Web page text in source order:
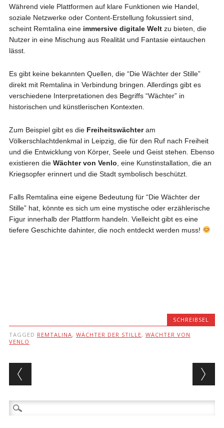
Während viele Plattformen auf klare Funktionen wie Handel,
soziale Netzwerke oder Content-Erstellung fokussiert sind,
scheint Remtalina eine immersive digitale Weltzu bieten, die
Nutzer in eine Mischung aus Realität und Fantasie eintauchen
lässt.
Es gibt keine bekannten Quellen, die “Die Wächter der Stille”
direkt mit Remtalina in Verbindung bringen. Allerdings gibt es
verschiedene Interpretationen des Begriffs “Wächter” in
historischen und künstlerischen Kontexten.
Zum Beispiel gibt es die Freiheitswächteram
Völkerschlachtdenkmal in Leipzig, die für den Ruf nach Freiheit
und die Entwicklung von Körper, Seele und Geist stehen. Ebenso
existieren die Wächter von Venlo , eine Kunstinstallation, die an
Kriegsopfer erinnert und die Stadt symbolisch beschützt.
Falls Remtalina eine eigene Bedeutung für “Die Wächter der
Stille” hat, könnte es sich um eine mystische oder erzählerische
Figur innerhalb der Plattform handeln. Vielleicht gibt es eine
tiefere Geschichte dahinter, die noch entdeckt werden muss!
SCHREIBSEL
TAGGED REMTALINA, WÄCHTER DER STILLE, WÄCHTER VON
VENLO
Post navigation
Search
for: